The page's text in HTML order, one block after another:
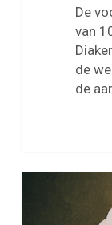
De
van
de
de